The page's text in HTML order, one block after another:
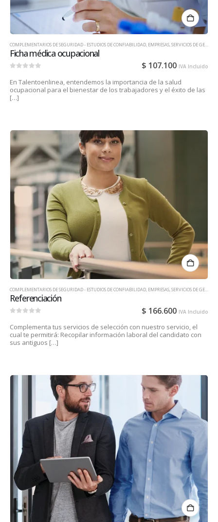
COMPLEMENTARIOS DE SEGURIDAD - ESTUDIOS DE CONFIABILIDAD, EMPRESAS,SERVICIOS DE GESTIÓN DE TALENTO HUMANO PARA EMPRESAS
Ficha médica ocupacional
En Talentoenlinea, entendemos la importancia de la salud
ocupacional para el bienestar de los trabajadores y el éxito de las
[…]
$ 107.100 IVA Incluido
COMPLEMENTARIOS DE SEGURIDAD - ESTUDIOS DE CONFIABILIDAD, EMPRESAS,SERVICIOS DE GESTIÓN DE TALENTO HUMANO PARA EMPRESAS
Referenciación
Complementa tus servicios de selección con nuestro servicio, el
cual te permitirá: Recopilar información laboral del candidato con
sus antiguos […]
$ 166.600 IVA Incluido